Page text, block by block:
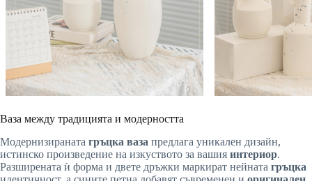
Ваза между традицията и модерността
Модернизираната гръцка ваза предлага уникален дизайн,
истинско произведение на изкуството за вашия интериор.
Разширената ѝ форма и двете дръжки маркират нейната гръцка